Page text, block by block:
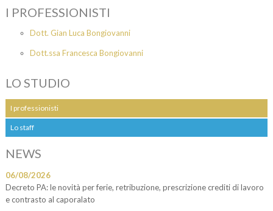
I PROFESSIONISTI
Dott. Gian Luca Bongiovanni
Dott.ssa Francesca Bongiovanni
LO STUDIO
I professionisti
Lo staff
NEWS
06/08/2026
Decreto PA: le novità per ferie, retribuzione, prescrizione crediti di lavoro
e contrasto al caporalato